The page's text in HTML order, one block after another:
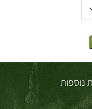
נוספות